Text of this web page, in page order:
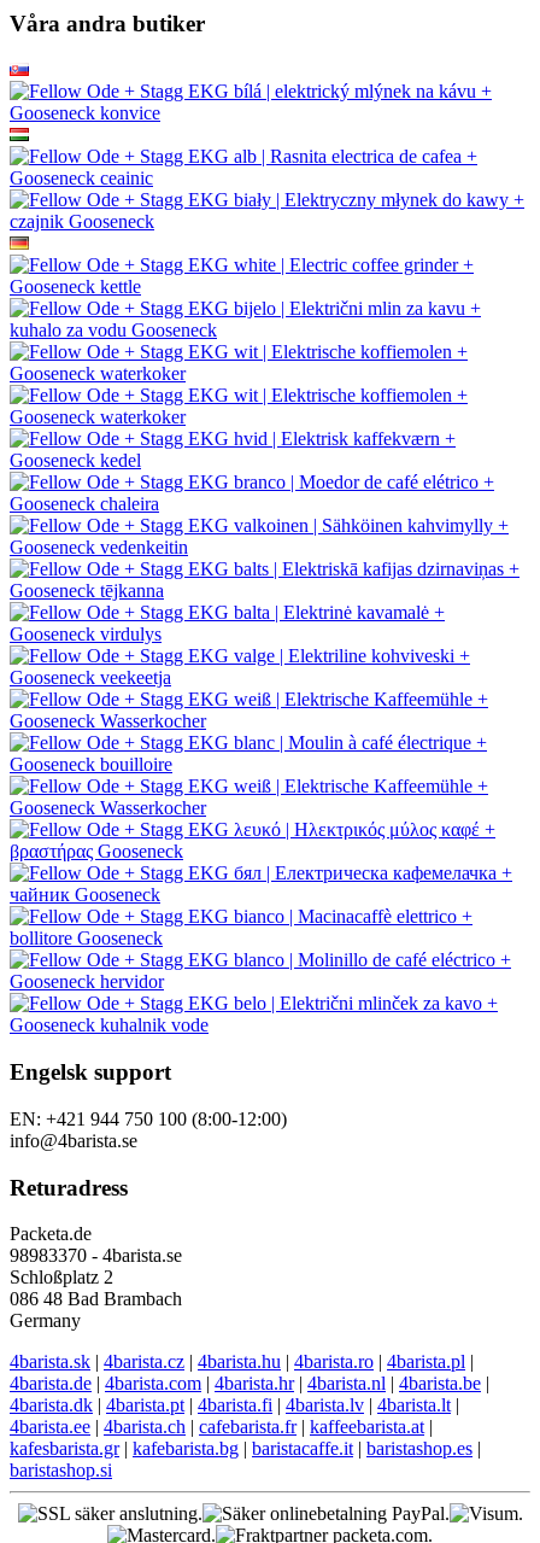
Våra andra butiker
Engelsk support
EN: +421 944 750 100 (8:00-12:00)
info@4barista.se
Returadress
Packeta.de
98983370 - 4barista.se
Schloßplatz 2
086 48 Bad Brambach
Germany
4barista.sk | 4barista.cz | 4barista.hu | 4barista.ro | 4barista.pl |
4barista.de | 4barista.com | 4barista.hr| 4barista.nl | 4barista.be |
4barista.dk | 4barista.pt | 4barista.fi | 4barista.lv | 4barista.lt |
4barista.ee | 4barista.ch | cafebarista.fr| kaffeebarista.at |
kafesbarista.gr| kafebarista.bg | baristacaffe.it | baristashop.es |
baristashop.si